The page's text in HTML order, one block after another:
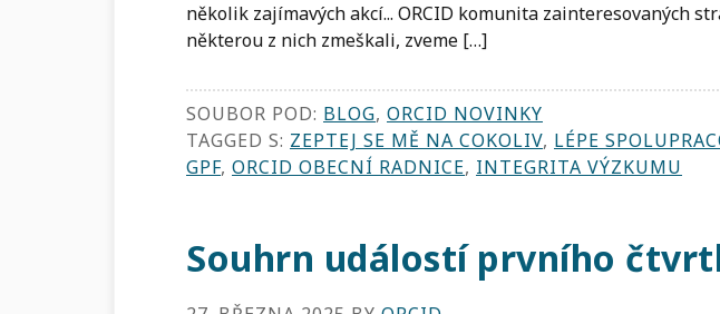
několik zajímavých akcí... ORCID komunita zainteresovaných
některou z nich zmeškali, zveme […]
SOUBOR POD: BLOG, ORCID NOVINKY
TAGGED S: ZEPTEJ SE MĚ NA COKOLIV, LÉPE
GPF, ORCID OBECNÍ RADNICE, INTEGRITA VÝZKUMU
Souhrn událostí prvního